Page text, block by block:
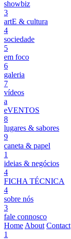
showbiz
3
artE & cultura
4
sociedade
5
em foco
6
galeria
7
vídeos
a
eVENTOS
8
lugares & sabores
9
caneta & papel
1
ideias & negócios
4
FICHA TÉCNICA
4
sobre nós
3
fale connosco
Home About Contact
1